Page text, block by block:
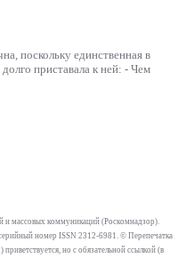
поскольку единственная в
приставала к ней: - Чем
и массовых коммуникаций (Роскомнадзор).
номер ISSN 2312-6981. © Перепечатка
но с обязательной ссылкой (в